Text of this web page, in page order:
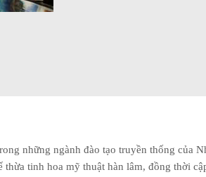
những ngành đào tạo truyền thống của
tinh hoa mỹ thuật hàn lâm, đồng thời